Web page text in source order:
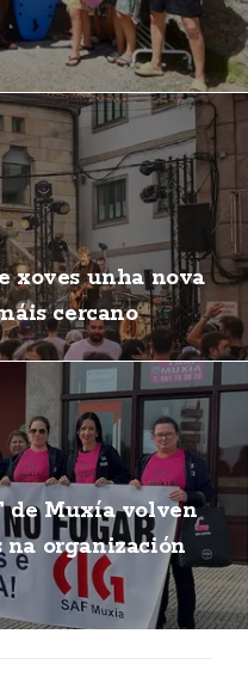
xoves unha nova
cercano
de Muxía volven
na organización